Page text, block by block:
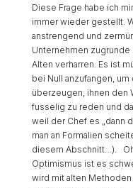
Diese Frage habe ich
immer wieder gestellt.
anstrengend und
Unternehmen
Alten verharren. Es ist
bei Null anzufangen,
überzeugen, ihnen den
fusselig zu reden und
weil der Chef es „dann
man an Formalien
diesem Abschnitt…).
Optimismus ist es
wird mit alten Methoden